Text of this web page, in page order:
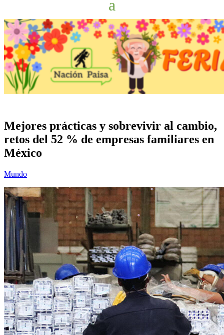
Mejores prácticas y sobrevivir al cambio,
retos del 52 % de empresas familiares en
México
Mundo